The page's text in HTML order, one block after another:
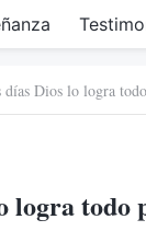
Dios lo logra
logra